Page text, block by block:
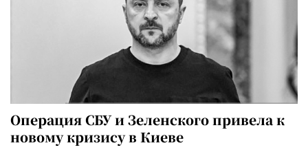
Операция СБУ и Зеленского привела к
новому кризису в Киеве